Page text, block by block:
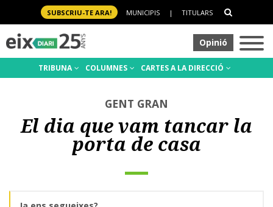
SUBSCRIU-TE ARA! MUNICIPIS | TITULARS
Opinió
TRIBUNA COLUMNES CARTES A LA DIRECCIÓ
GENT GRAN
El dia que vam tancar la
porta de casa